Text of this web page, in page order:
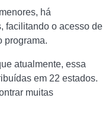
há
facilitando o acesso de
programa.
atualmente, essa
em 22 estados.
muitas